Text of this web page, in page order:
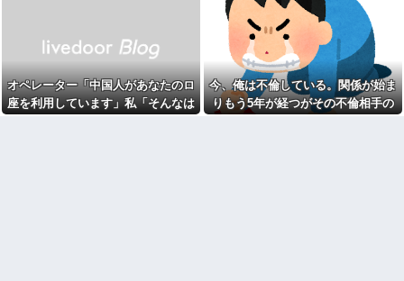
親父「ストレス解消に踊る
ぞ！」通行人「変質者がい
る！」警察「署まで来てもらい
ます」→まさか川へ飛び込む騒
ぎになり…
義実家「同居して自営業手伝
え！」タダ働きさせようとする
義両親に時給3000円・残業なし
等の「現実的条件」を提示した
ら、ブチギレられて絶句ｗｗ←
タダで働く嫁がいるわけないだ
ろ
母が長年ウワキ→私｢金がない
なら浮気野郎共から慰謝料ふん
オペレーター「中国人があなたのロ
座を利用しています」私「そんなは
今、俺は不倫している。関係が始ま
りもう5年が経つがその不倫相手の